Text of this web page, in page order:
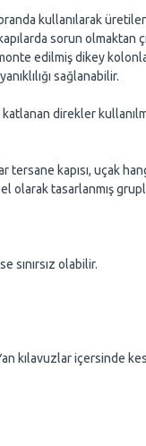
kullanılarak
sorun olmaktan
edilmiş dikey
sağlanabilir.
direkler
kapısı, uçak
olarak tasarlanmış
sınırsız olabilir.
içersinde